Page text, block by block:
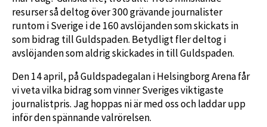
resurser så deltog över 300 grävande journalister
runtom i Sverige i de 160 avslöjanden som skickats in
som bidrag till Guldspaden. Betydligt fler deltog i
avslöjanden som aldrig skickades in till Guldspaden.
Den 14 april, på Guldspadegalan i Helsingborg Arena får
vi veta vilka bidrag som vinner Sveriges viktigaste
journalistpris. Jag hoppas ni är med oss och laddar upp
inför den spännande valrörelsen.